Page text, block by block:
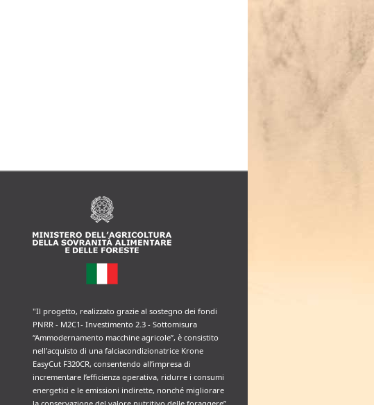
"Il progetto, realizzato grazie al sostegno dei fondi
PNRR - M2C1- Investimento 2.3 - Sottomisura
“Ammodernamento macchine agricole”, è consistito
nell’acquisto di una falciacondizionatrice Krone
EasyCut F320CR, consentendo all’impresa di
incrementare l’efficienza operativa, ridurre i consumi
energetici e le emissioni indirette, nonché migliorare